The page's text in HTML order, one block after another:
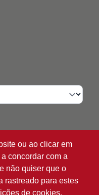
ou ao clicar em
concordar com a
não quiser que o
rastreado para estes
de cookies.